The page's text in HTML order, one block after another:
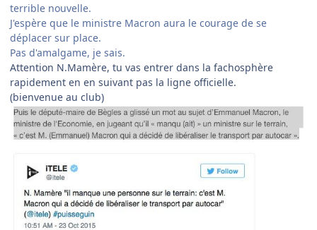
terrible nouvelle.
J'espère que le ministre Macron aura le courage de se
déplacer sur place.
Pas d'amalgame, je sais.
Attention N.Mamère, tu vas entrer dans la fachosphère
rapidement en en suivant pas la ligne officielle.
(bienvenue au club)